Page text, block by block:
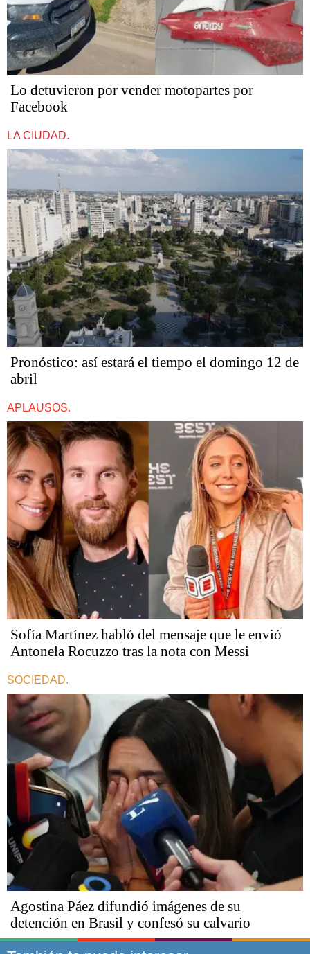
Lo detuvieron por vender motopartes por
Facebook
LA CIUDAD.
Pronóstico: así estará el tiempo el domingo 12 de
abril
APLAUSOS.
Sofía Martínez habló del mensaje que le envió
Antonela Rocuzzo tras la nota con Messi
SOCIEDAD.
Agostina Páez difundió imágenes de su
detención en Brasil y confesó su calvario